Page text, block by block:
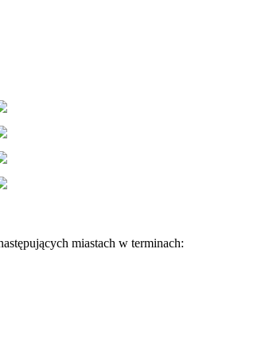
miastach w terminach: